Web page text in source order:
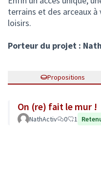
terrains et des arceaux
loisirs.
Porteur du projet :
Propositions
On (re) fait le mur !
NathActiv 0 1